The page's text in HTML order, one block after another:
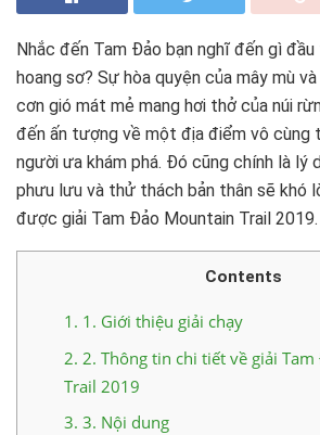
Nhắc đến Tam Đảo bạn nghĩ đến gì đầu
hoang sơ? Sự hòa quyện của mây mù
cơn gió mát mẻ mang hơi thở của núi
đến ấn tượng về một địa điểm vô cùng
người ưa khám phá. Đó cũng chính là lý
phưu lưu và thử thách bản thân sẽ khó
được giải Tam Đảo Mountain Trail 2019.
Contents
1. 1. Giới thiệu giải chạy
2. 2. Thông tin chi tiết về giải
Trail 2019
3. 3. Nội dung